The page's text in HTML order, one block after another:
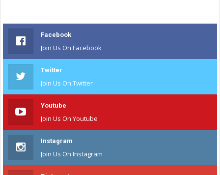
Facebook
Join Us On Facebook
Twitter
Join Us On Twitter
Youtube
Join Us On Youtube
Instagram
Join Us On Instagram